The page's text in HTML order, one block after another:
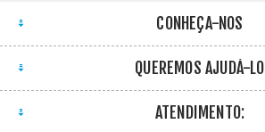
CONHEÇA-NOS
QUEREMOS AJUDÁ-LO
ATENDIMENTO: